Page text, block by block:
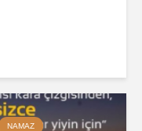
NAMAZ